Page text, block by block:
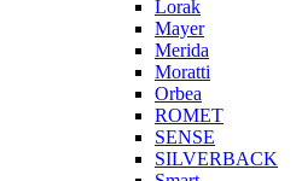
Lorak
Mayer
Merida
Moratti
Orbea
ROMET
SENSE
SILVERBACK